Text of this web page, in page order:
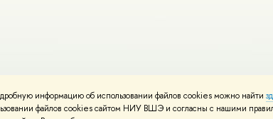
информацию об использовании файлов cookies можно найти
файлов cookies сайтом НИУ ВШЭ и согласны с нашими
конфиденциальности Карта сайта